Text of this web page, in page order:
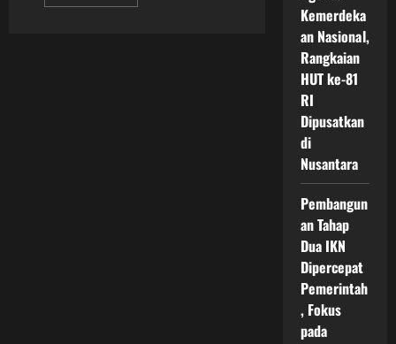
Kemerdeka
an Nasional,
Rangkaian
HUT ke-81
RI
Dipusatkan
di
Nusantara
Pembangun
an Tahap
Dua IKN
Dipercepat
Pemerintah
, Fokus
pada